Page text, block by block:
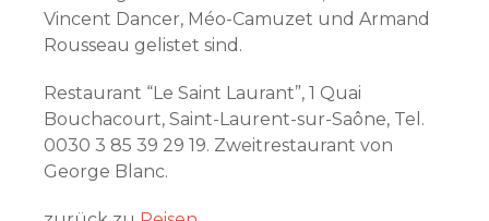
Vincent Dancer, Méo-Camuzet und Armand
Rousseau gelistet sind.
Restaurant “Le Saint Laurant”, 1 Quai
Bouchacourt, Saint-Laurent-sur-Saône, Tel.
0030 3 85 39 29 19. Zweitrestaurant von
George Blanc.